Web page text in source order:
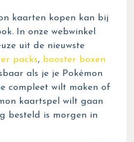
kaarten kopen kan bij
In onze webwinkel
uit de nieuwste
packs, booster boxen
als je je Pokémon
compleet wilt maken of
kaartspel wilt gaan
besteld is morgen in